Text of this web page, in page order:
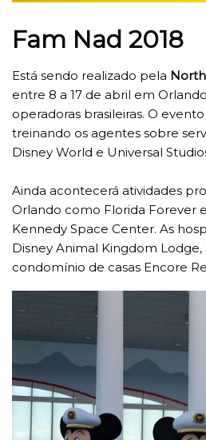
Fam Nad 2018
Está sendo realizado pela
entre 8 a 17 de abril em
operadoras brasileiras. O
treinando os agentes sobre
Disney World e Universal
Ainda acontecerá atividades
Orlando como Florida Forever
Kennedy Space Center. As
Disney Animal Kingdom Lodge,
condomínio de casas Encore